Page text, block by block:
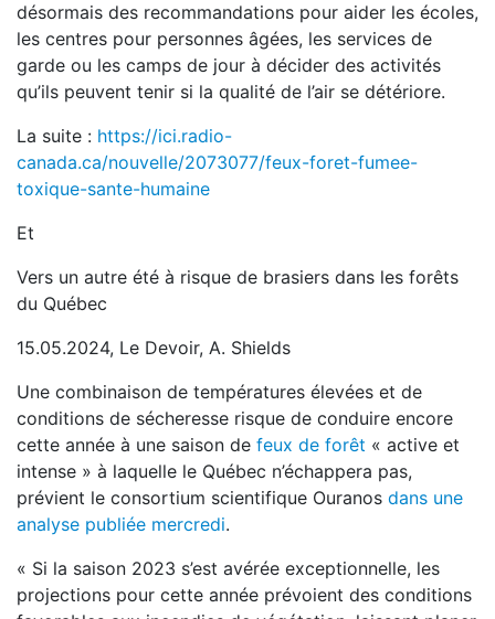
désormais des recommandations pour aider les écoles,
les centres pour personnes âgées, les services de
garde ou les camps de jour à décider des activités
qu’ils peuvent tenir si la qualité de l’air se détériore.
La suite : https://ici.radio-
canada.ca/nouvelle/2073077/feux-foret-fumee-
toxique-sante-humaine
Et
Vers un autre été à risque de brasiers dans les forêts
du Québec
15.05.2024, Le Devoir, A. Shields
Une combinaison de températures élevées et de
conditions de sécheresse risque de conduire encore
cette année à une saison de feux de forêt « active et
intense » à laquelle le Québec n’échappera pas,
prévient le consortium scientifique Ouranos dans une
analyse publiée mercredi.
« Si la saison 2023 s’est avérée exceptionnelle, les
projections pour cette année prévoient des conditions